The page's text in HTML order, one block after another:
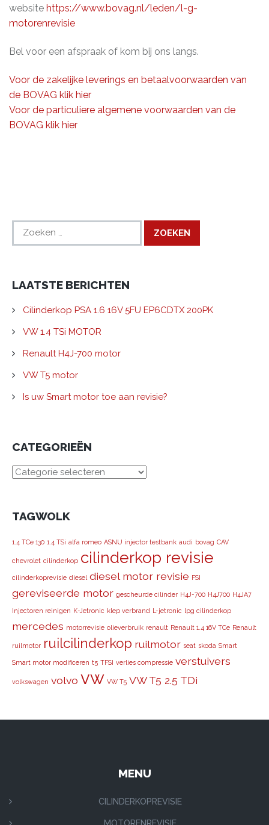
website https://www.bovag.nl/leden/l-g-
motorenrevisie
Bel voor een afspraak of kom bij ons langs.
Voor de zakelijke leverings en betaalvoorwaarden van
de BOVAG klik hier
Voor de particuliere algemene voorwaarden van de
BOVAG klik hier
Zoeken
naar:
LAATSTE BERICHTEN
Cilinderkop PSA 1.6 16V 5FU EP6CDTX 200PK
VW 1.4 TSi MOTOR
Renault H4J-700 motor
VW T5 motor
Is uw Smart motor toe aan revisie?
CATEGORIEËN
CATEGORIEËN
TAGWOLK
1.4 TCe 130 1.4 TSi alfa romeo ASNU injector testbank audi bovag CAV
chevrolet cilinderkop cilinderkop revisie
cilinderkoprevisie diesel diesel motor revisie FSI
gereviseerde motor gescheurde cilinder H4J-700 H4J700 H4JA7
Injectoren reinigen K-Jetronic klep verbrand L-jetronic lpg cilinderkop
mercedes motorrevisie olieverbruik renault Renault 1.4 16V TCe Renault
ruilmotor ruilcilinderkop ruilmotor seat skoda Smart
Smart motor modificeren t5 TFSI verlies compressie verstuivers
volkswagen volvo vw VW T5 VW T5 2.5 TDi
MENU
CILINDERKOPREVISIE